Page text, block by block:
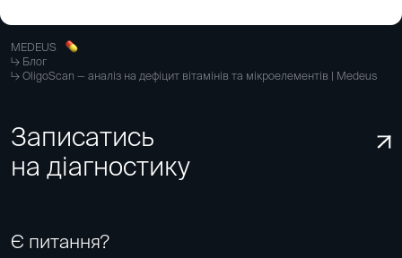
MEDEUS
Блог
OligoScan — аналіз на дефіцит вітамінів та мікроелементів | Medeus
Записатись
на діагностику
Є питання?